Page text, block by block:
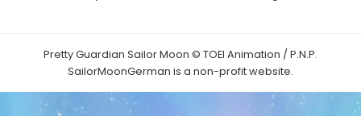
Pretty Guardian Sailor Moon © TOEI Animation / P.N.P.
SailorMoonGerman is a non-profit website.